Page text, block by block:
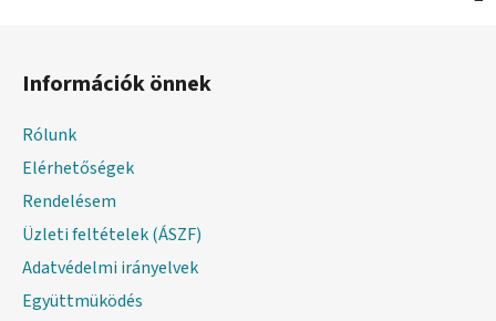
Információk önnek
Rólunk
Elérhetőségek
Rendelésem
Üzleti feltételek (ÁSZF)
Adatvédelmi irányelvek
Együttmüködés